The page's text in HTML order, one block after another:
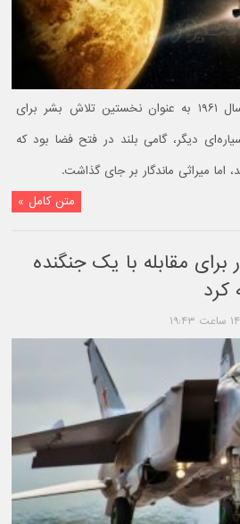
ماموریت ونرا ۱ شوروی در سال ۱۹۶۱ به عنوان نخستین تلاش بشر برای
دیگر، گامی بلند در فتح فضا بود که
اما میراثی ماندگار بر جای گذاشت.
متن کامل »
برای مقابله با یک جنگنده
کرد